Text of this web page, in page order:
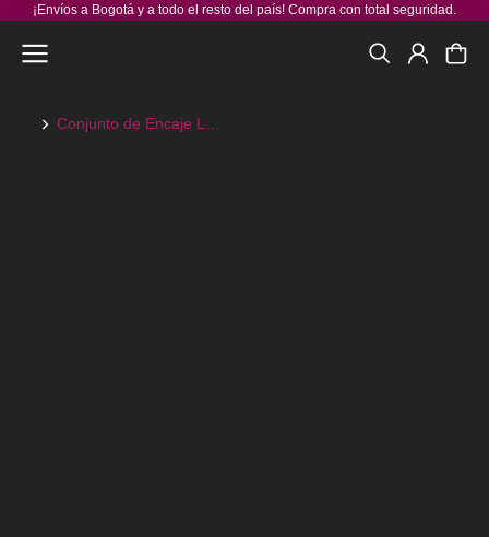
¡Envíos a Bogotá y a todo el resto del país! Compra con total seguridad.
You are here:
Conjunto de Encaje L…